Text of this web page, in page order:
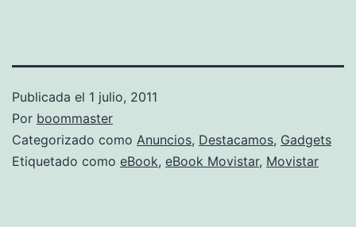
Publicada el 1 julio, 2011
Por boommaster
Categorizado como Anuncios, Destacamos, Gadgets
Etiquetado como eBook, eBook Movistar, Movistar